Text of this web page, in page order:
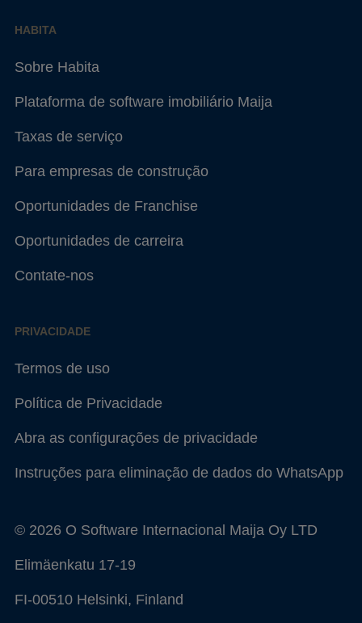
HABITA
Sobre Habita
Plataforma de software imobiliário Maija
Taxas de serviço
Para empresas de construção
Oportunidades de Franchise
Oportunidades de carreira
Contate-nos
PRIVACIDADE
Termos de uso
Política de Privacidade
Abra as configurações de privacidade
Instruções para eliminação de dados do WhatsApp
© 2026 O Software Internacional Maija Oy LTD
Elimäenkatu 17-19
FI-00510 Helsinki, Finland